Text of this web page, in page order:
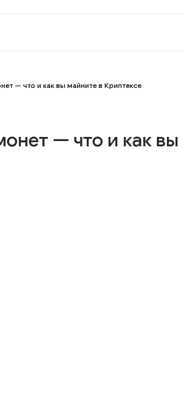
— что и как вы майните в Криптексе
— что и как